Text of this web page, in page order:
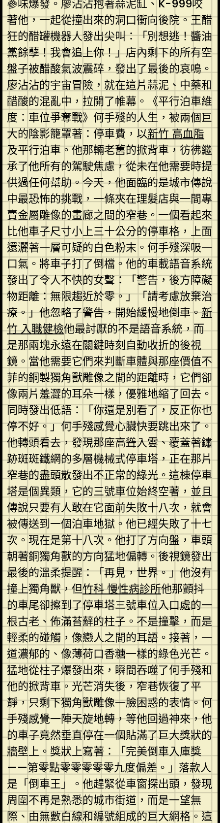
蔘味爆發。廖沾沾抱著蒜泥缸、K-999咬
著他，一起從撞出來的洞口衝向後院。王醋
狂的醋罐機器人發出尖叫：「別想逃！醬油
黨餘孽！我會追上你！」店內剩下的所有空
盤子被醋酸氣波震碎，發出了最後的哀鳴。
廖沾沾的宇宙冒險，就在這片蒜泥、中藥和
醋酸的混亂中，拉開了帷幕。《平行泊車維
度：車位爭奪戰》何手殘的人生，被兩個巨
大的陰影籠罩著：停車費，以新竹 高血脂
及平行泊車。他那輛老舊的掀背車，彷彿繼
承了他所有的駕駛焦慮，從未在他需要時提
供過任何幫助。今天，他面臨的是城市傳說
中最恐怖的挑戰，一條夾在理髮店與一間專
賣金屬雕像的畫廊之間的窄巷。一個看起來
比他車子尺寸小上三十公分的停車格，上面
還灑著一層可疑的白色粉末。何手殘深吸一
口氣。將車子打了倒檔。他的車載語音系統
發出了令人不快的女聲：「警告，後方障礙
物距離：無限趨近於零。」「請考慮放棄治
療。」他忽略了警告，開始緩慢地倒車。新
竹 入職健檢他最討厭的不是語音系統，而
是那兩塊永遠在關鍵時刻自動收折的後視
鏡。當他需要它們來判斷車體與那座價值不
菲的銅製獨角獸雕像之間的距離時，它們卻
像兩片羞澀的耳朵一樣，優雅地縮了回去。
同時發出低語：「你還是別看了，反正你也
停不好。」何手殘感覺心臟快要跳出來了。
他轉頭看去，發現那座高聳入雲、覆蓋著鏽
跡斑斑鐵網的多層機械式停車塔，正在那片
窄巷的盡頭散發出不正常的綠光。這棟停車
塔是個異類，它的三號車位始終空著，並且
傳說只要有人敢在它面前失敗十八次，就會
被傳送到一個泊車地獄。他已經失敗了十七
次。現在是第十八次。他打了方向盤，車頭
朝著銅獨角獸的方向猛地偏轉。後視鏡發出
最後的溫柔提醒：「再見，世界。」他沒有
撞上獨角獸，但竹科 慢性病診所他那顫抖
的車尾卻擦到了停車塔三號車位入口處的一
根古老、佈滿苔蘚的柱子。不是撞擊，而是
輕柔的碰觸，像戀人之間的耳語。接著，一
道濃郁的、像薄荷口香糖一樣的綠色光芒。
猛地從柱子爆發出來，瞬間吞噬了何手殘和
他的掀背車。光芒消失後，窄巷恢復了平
靜，只剩下獨角獸雕像一臉困惑的表情。何
手殘感覺一陣天旋地轉，等他回過神來，他
的車子竟然垂直停在一個貼滿了巨大獎狀的
牆壁上。獎狀上寫著：「完美倒車入庫獎
——第零點零零零零零九度偏差。」落款人
是「倒車王」。他趕緊從車窗探出頭，發現
周圍不再是熟悉的城市街道，而是一望無
際、由無數白線和編號組成的巨大網格。這